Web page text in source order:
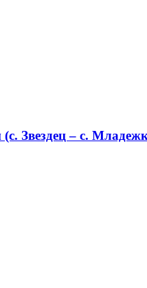
Звездец – с.